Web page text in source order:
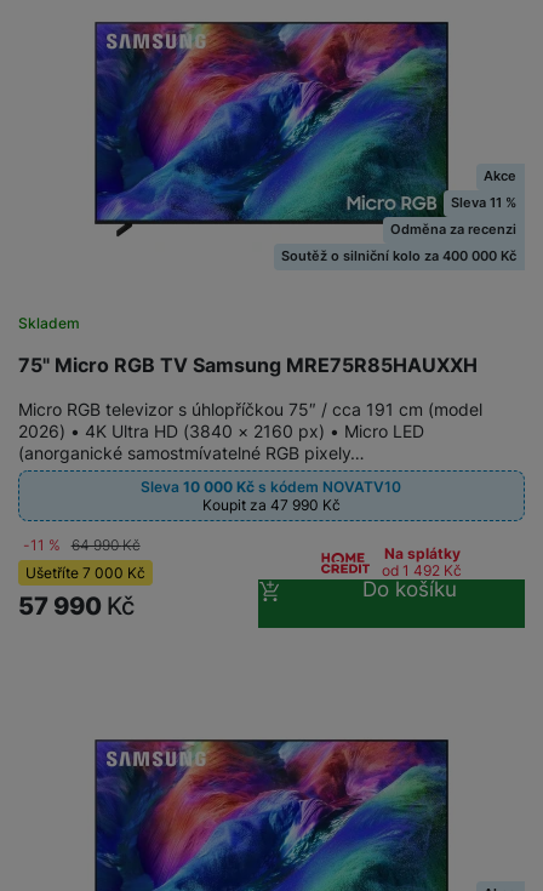
75" Micro RGB TV Samsung MRE75R85HAUXXH
Skladem
Akce
Sleva 11 %
Odměna za recenzi
Soutěž o silniční kolo za 400 000 Kč
Micro RGB televizor s úhlopříčkou 75″ / cca 191 cm (model
2026) • 4K Ultra HD (3840 × 2160 px) • Micro LED
(anorganické samostmívatelné RGB pixely…
Sleva10 000Kč s kódem NOVATV10
Koupit za 47 990 Kč
-11 % 64 990Kč
Ušetříte 7 000 Kč
57 990 Kč
Na splátky
od 1 492 Kč
Do košíku